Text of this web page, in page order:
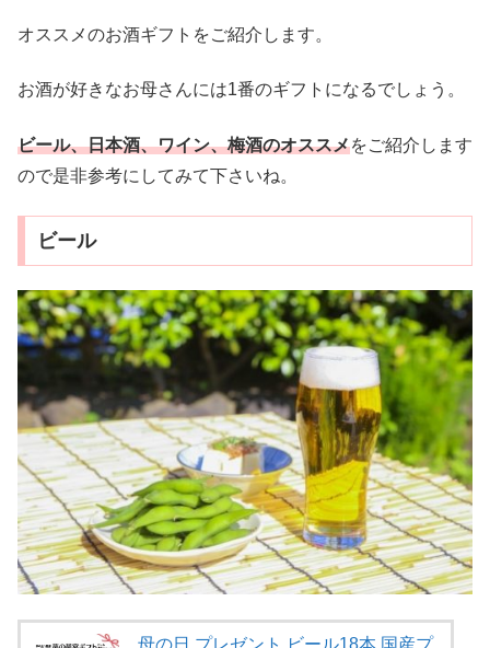
オススメのお酒ギフトをご紹介します。
お酒が好きなお母さんには1番のギフトになるでしょう。
ビール、日本酒、ワイン、梅酒のオススメをご紹介します
ので是非参考にしてみて下さいね。
ビール
母の日 プレゼント ビール18本 国産プ